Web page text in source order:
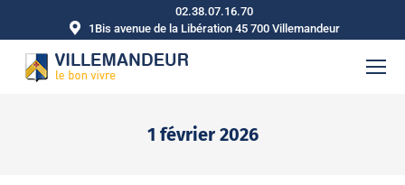
02.38.07.16.70
1Bis avenue de la Libération 45 700 Villemandeur
1 février 2026